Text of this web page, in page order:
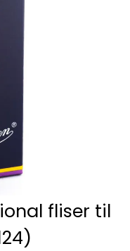
fliser til